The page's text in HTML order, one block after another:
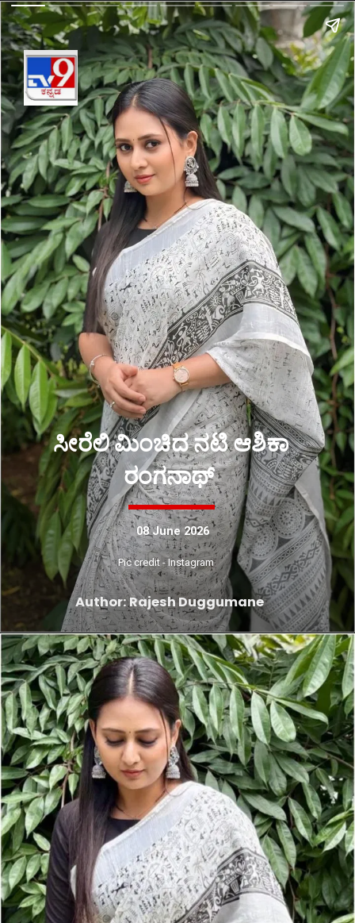
Pic credit - Instagram
Author: Rajesh Duggumane
ಸೀರೆಲಿ ಮಿಂಚಿದ ನಟಿ ಆಶಿಕಾ
ರಂಗನಾಥ್
08 June 2026